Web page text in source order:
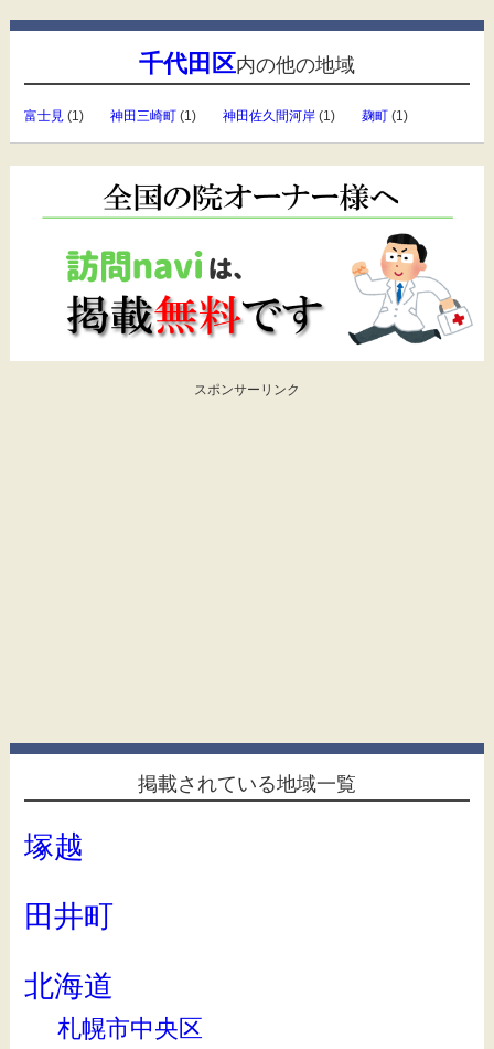
千代田区内の他の地域
富士見 (1) 神田三崎町(1) 神田佐久間河岸(1) 麹町(1)
スポンサーリンク
掲載されている地域一覧
塚越
田井町
北海道
札幌市中央区